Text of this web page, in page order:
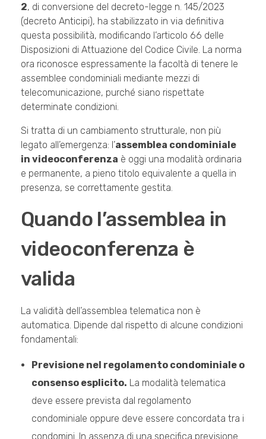
2, di conversione del decreto-legge n. 145/2023
(decreto Anticipi), ha stabilizzato in via definitiva
questa possibilità, modificando l’articolo 66 delle
Disposizioni di Attuazione del Codice Civile. La norma
ora riconosce espressamente la facoltà di tenere le
assemblee condominiali mediante mezzi di
telecomunicazione, purché siano rispettate
determinate condizioni.
Si tratta di un cambiamento strutturale, non più
legato all’emergenza: l’assemblea condominiale
in videoconferenza è oggi una modalità ordinaria
e permanente, a pieno titolo equivalente a quella in
presenza, se correttamente gestita.
Quando l’assemblea in
videoconferenza è
valida
La validità dell’assemblea telematica non è
automatica. Dipende dal rispetto di alcune condizioni
fondamentali:
Previsione nel regolamento condominiale o
consenso esplicito. La modalità telematica
deve essere prevista dal regolamento
condominiale oppure deve essere concordata tra i
condomini. In assenza di una specifica previsione